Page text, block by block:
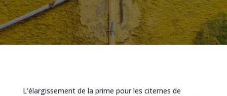
L’élargissement de la prime pour les citernes de